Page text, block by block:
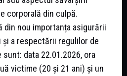
corporală din culpă.
din nou importanța asigurării
și a respectării regulilor de
data 22.01.2026, ora
victime (20 și 21 ani) și un